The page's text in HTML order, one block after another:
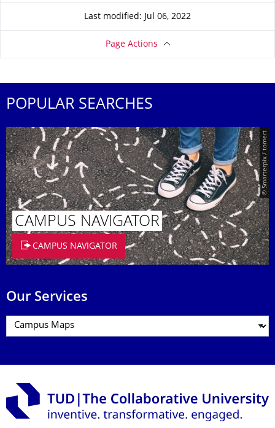
Last modified: Jul 06, 2022
Page Actions
POPULAR SEARCHES
© Smarterpix / tomert
CAMPUS NAVIGATOR
CAMPUS NAVIGATOR
Our Services